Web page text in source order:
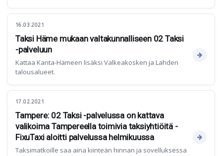
16.03.2021
Taksi Häme mukaan valtakunnalliseen 02 Taksi
-palveluun
Kattaa Kanta-Hämeen lisäksi Valkeakosken ja Lahden
talousalueet.
17.02.2021
Tampere: 02 Taksi -palvelussa on kattava
valikoima Tampereella toimivia taksiyhtiöitä -
FixuTaxi aloitti palvelussa helmikuussa
Taksimatkoille saa aina kiinteän hinnan ja sovelluksessa